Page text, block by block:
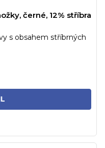
černé, 12% stříbra
s obsahem stříbrných